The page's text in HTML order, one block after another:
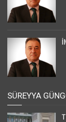
SÜREYYA